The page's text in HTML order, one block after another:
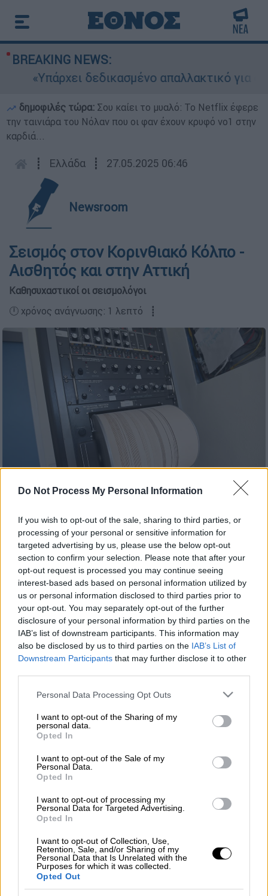
Do Not Process My Personal Information
If you wish to opt-out of the sale, sharing to third parties, or
processing of your personal or sensitive information for
targeted advertising by us, please use the below opt-out
section to confirm your selection. Please note that after your
opt-out request is processed you may continue seeing
interest-based ads based on personal information utilized by
us or personal information disclosed to third parties prior to
your opt-out. You may separately opt-out of the further
disclosure of your personal information by third parties on the
IAB’s list of downstream participants. This information may
also be disclosed by us to third parties on the IAB’s List of
Downstream Participants that may further disclose it to other
Please note that this website/app uses one or more Google
not limited to your visit or usage behaviour. You may click to
grant or deny consent to Google and its third-party tags to
use your data for below specified purposes in below Google
consent section.
Personal Data Processing Opt Outs
I want to opt-out of the Sharing of my
personal data.
Opted In
I want to opt-out of the Sale of my
Personal Data.
Opted In
I want to opt-out of processing my
Personal Data for Targeted Advertising.
Opted In
I want to opt-out of Collection, Use,
Retention, Sale, and/or Sharing of my
Personal Data that Is Unrelated with the
Purposes for which it was collected.
Opted Out
BREAKING NEWS:
«Υπάρχει δεδικασμένο απαλλακτικό για
δημοφιλές τώρα: Σου καίει το μυαλό: Το Netflix έφερε
την ταινιάρα του Νόλαν που οι φαν έχουν κρυφό νο1 στην
καρδιά...
┋ Ελλάδα ┋ 27.05.2025 06:46
Newsroom
Σεισμός στον Κορινθιακό Κόλπο -
Αισθητός και στην Αττική
Καθησυχαστικοί οι σεισμολόγοι
🕛 χρόνος ανάγνωσης: 1 λεπτό ┋
Σεισμογράφος / Intime news
Προσθέστε το ΕΘΝΟΣ στη Google
Σεισμός μεγέθους 4,8 βαθμών της κλίμακας
Ρίχτερ σημειώθηκε έξι λεπτά μετά τις τρεις
τα ξημερώματα στονΚορινθιακό κόλπο.Η
δόνηση έγινε αισθητή και στην Αττική.
Σύμφωναμε Αναθεωρημένη Λύση του
Γεωδυναμικού Ινστιτούτου Αθηνώντο
επίκεντρο του σεισμού εντοπίστηκε 13
χιλιόμετρα Νοτιοανατολικά του Γαλαξιδίου
και είχε εστιακό βάθος 13,5 Χλμ.
ΔΙΑΒΑΣΤΕ ΕΠΙΣΗΣ
Ελλάδα|26.05.2025 22:53
Κέρκυρα: Ένοχες οι δύο από τις πέντε
Ανάκτορο Αγίων Μιχαήλ και Γεωργίου
Προς το παρόν δεν υπάρχει κάποιο
πρόβλημα